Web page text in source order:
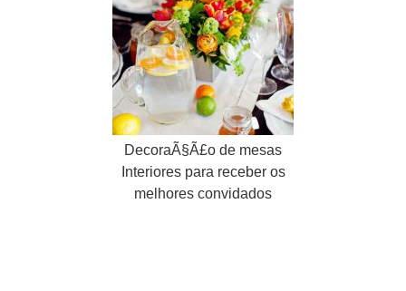
DecoraÃ§Ã£o de mesas
Interiores para receber os
melhores convidados